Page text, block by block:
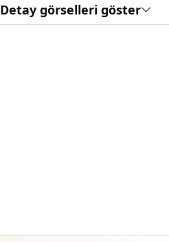
Detay görselleri göster